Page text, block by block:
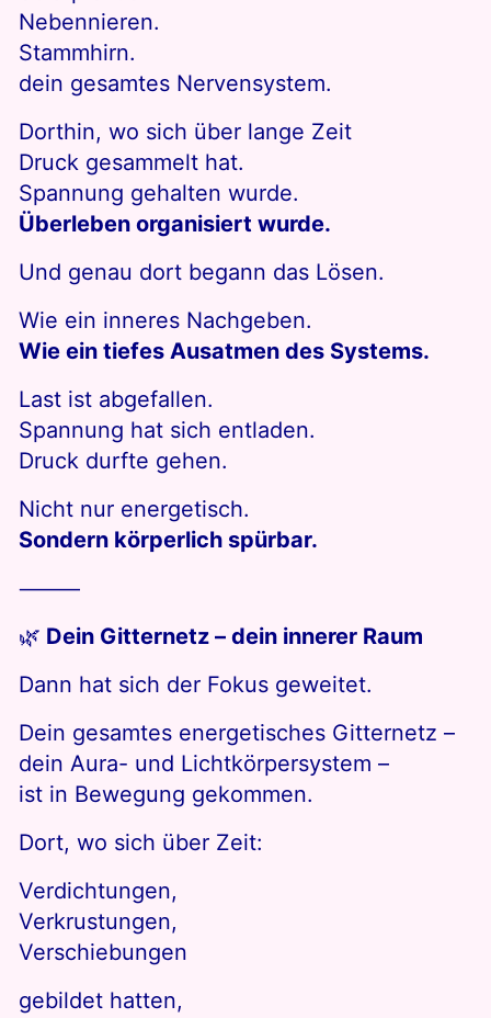
Nebennieren.
Stammhirn.
dein gesamtes Nervensystem.
Dorthin, wo sich über lange Zeit
Druck gesammelt hat.
Spannung gehalten wurde.
Überleben organisiert wurde.
Und genau dort begann das Lösen.
Wie ein inneres Nachgeben.
Wie ein tiefes Ausatmen des Systems.
Last ist abgefallen.
Spannung hat sich entladen.
Druck durfte gehen.
Nicht nur energetisch.
Sondern körperlich spürbar.
⸻
🌿 Dein Gitternetz – dein innerer Raum
Dann hat sich der Fokus geweitet.
Dein gesamtes energetisches Gitternetz –
dein Aura- und Lichtkörpersystem –
ist in Bewegung gekommen.
Dort, wo sich über Zeit:
Verdichtungen,
Verkrustungen,
Verschiebungen
gebildet hatten,